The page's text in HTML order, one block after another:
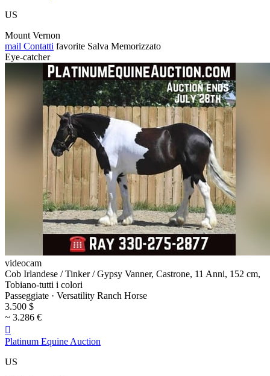
US
Mount Vernon
mail Contatti favorite Salva Memorizzato
Eye-catcher
videocam
Cob Irlandese / Tinker / Gypsy Vanner, Castrone, 11 Anni, 152 cm,
Tobiano-tutti i colori
Passeggiate · Versatility Ranch Horse
3.500 $
~ 3.286 €

Platinum Equine Auction
US